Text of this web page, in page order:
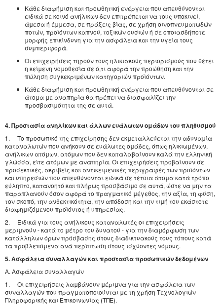
Κάθε διαφήμιση και προωθητική ενέργεια που απευθύνονται
ειδικά σε κοινό ανήλικων δεν επιτρέπεται να τους υποκινεί,
άμεσα ή έμμεσα, σε πράξεις βίας, σε χρήση οινοπνευματωδών
ποτών, προϊόντων καπνού, τοξικών ουσιών ή σε οποιασδήποτε
μορφής επικίνδυνη για την ασφάλεια και την υγεία τους
συμπεριφορά.
Οι επιχειρήσεις τηρούν τους ηλικιακούς περιορισμούς που θέτει
η κείμενη νομοθεσία σε ό,τι αφορά την προώθηση και την
πώληση συγκεκριμένων κατηγοριών προϊόντων.
Κάθε διαφήμιση και προωθητική ενέργεια που απευθύνονται σε
άτομα με αναπηρία θα πρέπει να διασφαλίζει την
προσβασιμότητα της σε αυτά.
4. Προστασία ανηλίκων και άλλων ευάλωτων ομάδων του πληθυσμού
1. Το προσωπικό της επιχείρησης δεν εκμεταλλεύεται την αδυναμία
καταναλωτών που ανήκουν σε ευάλωτες ομάδες, όπως ηλικιωμένων,
ανήλικων ατόμων, ατόμων που δεν καταλαβαίνουν καλά την ελληνική
γλώσσα, είτε ατόμων με αναπηρία. Οι επιχειρήσεις προβαίνουν σε
προσεκτικές, ακριβείς και αντικειμενικές περιγραφές των προϊόντων
και υπηρεσιών που απευθύνονται ειδικά σε τέτοια άτομα κατά τρόπο
εύληπτο, κατανοητό και πλήρως προσβάσιμο σε αυτά, ώστε να μην τα
παραπλανούν όσον αφορά το πραγματικό μέγεθος, την αξία, τη φύση,
τον σκοπό, την ανθεκτικότητα, την απόδοση και την τιμή του εκάστοτε
διαφημιζόμενου προϊόντος ή υπηρεσίας.
2. Ειδικά για τους ανήλικους καταναλωτές οι επιχειρήσεις
μεριμνούν - κατά το μέτρο του δυνατού - για την διαμόρφωση των
κατάλληλων όρων πρόσβασης στους διαδικτυακούς τους τόπους κατά
τα προβλεπόμενα ανά περίπτωση στους ισχύοντες νόμους.
5. Ασφάλεια συναλλαγών και προστασία προσωπικών δεδομένων
Α. Ασφάλεια συναλλαγών
1. Οι επιχειρήσεις λαμβάνουν μέριμνα για την ασφάλεια των
συναλλαγών που πραγματοποιούνται με τη χρήση Τεχνολογιών
Πληροφορικής και Επικοινωνίας (ΤΠΕ).